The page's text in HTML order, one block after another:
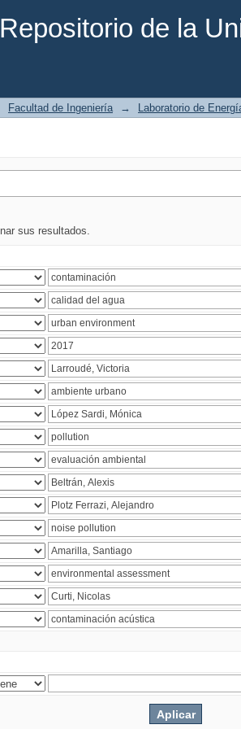
Repositorio de la
Facultad de Ingeniería → Laboratorio de
sus resultados.